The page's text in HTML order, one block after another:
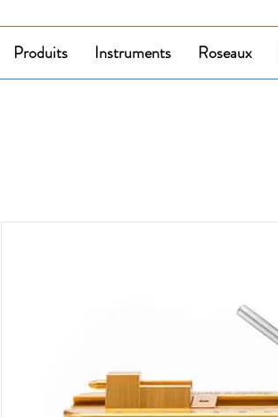
Produits Instruments Roseaux